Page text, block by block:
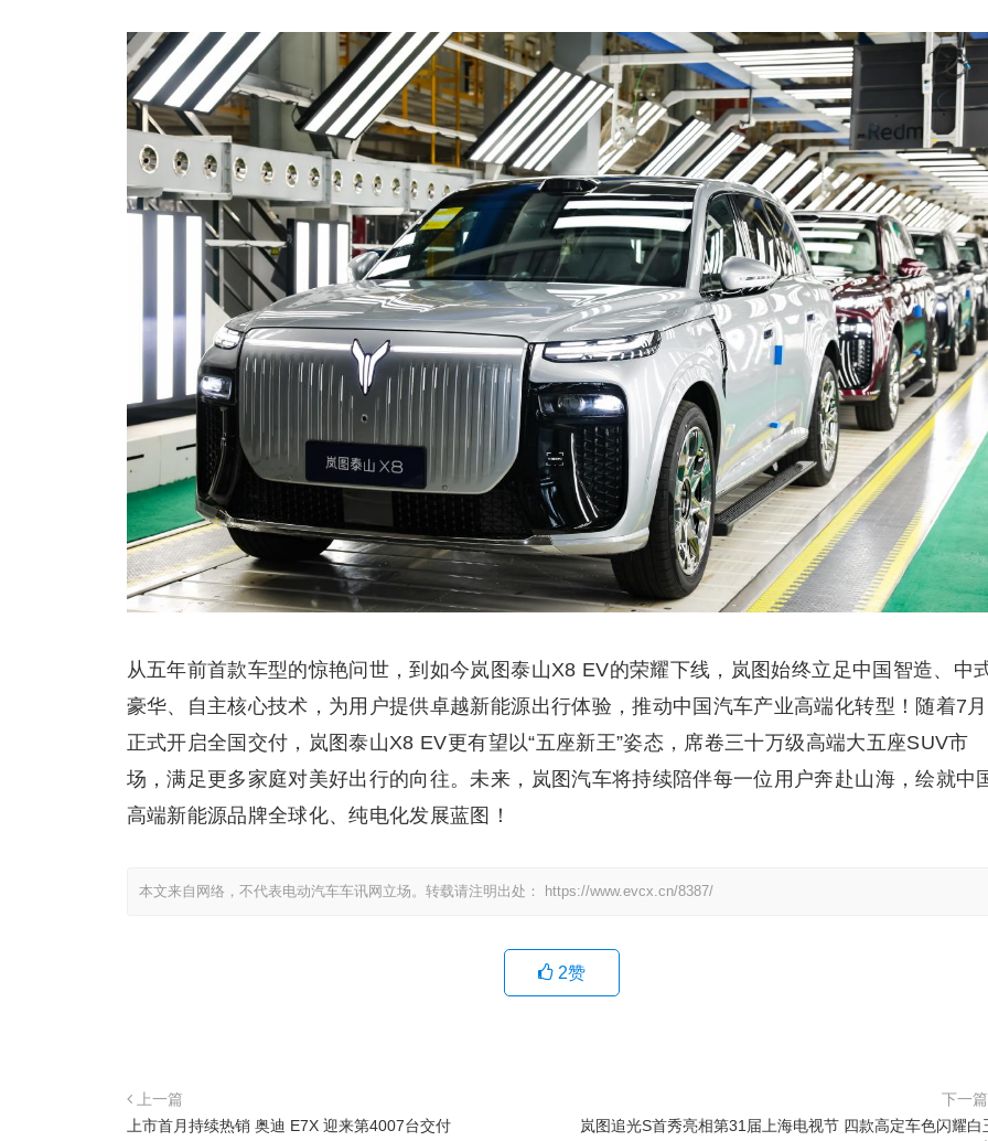
从五年前首款车型的惊艳问世，到如今岚图泰山X8 EV的荣耀下线，岚图始终立足中国智造、中
豪华、自主核心技术，为用户提供卓越新能源出行体验，推动中国汽车产业高端化转型！随着7月
正式开启全国交付，岚图泰山X8 EV更有望以“五座新王”姿态，席卷三十万级高端大五座SUV市
场，满足更多家庭对美好出行的向往。未来，岚图汽车将持续陪伴每一位用户奔赴山海，绘就中
高端新能源品牌全球化、纯电化发展蓝图！
本文来自网络，不代表电动汽车车讯网立场。转载请注明出处： https://www.evcx.cn/8387/
2赞
上一篇
上市首月持续热销 奥迪 E7X 迎来第4007台交付
下一
岚图追光S首秀亮相第31届上海电视节 四款高定车色闪耀白